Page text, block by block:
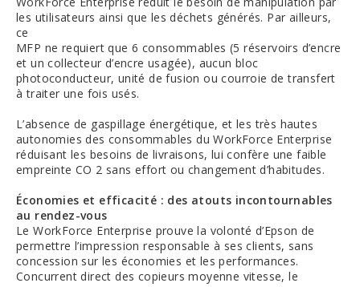
les utilisateurs ainsi que les déchets générés. Par ailleurs,
ce
MFP ne requiert que 6 consommables (5 réservoirs d’encre
et un collecteur d’encre usagée), aucun bloc
photoconducteur, unité de fusion ou courroie de transfert
à traiter une fois usés.
L’absence de gaspillage énergétique, et les très hautes
autonomies des consommables du WorkForce Enterprise
réduisant les besoins de livraisons, lui confère une faible
empreinte CO 2 sans effort ou changement d’habitudes.
Économies et efficacité : des atouts incontournables
au rendez-vous
Le WorkForce Enterprise prouve la volonté d’Epson de
permettre l’impression responsable à ses clients, sans
concession sur les économies et les performances.
Concurrent direct des copieurs moyenne vitesse, le